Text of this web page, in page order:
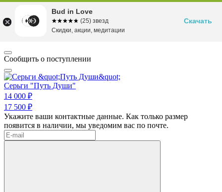
Сообщить о поступлении
Серьги "Путь Души"
14 000 ₽
17 500 ₽
Укажите ваши контактные данные. Как только размер
появится в наличии, мы уведомим вас по почте.
Bud in Love
☆☆☆☆☆
★★★★★ (25) звезд
Скидки, акции, медитации
Скачать